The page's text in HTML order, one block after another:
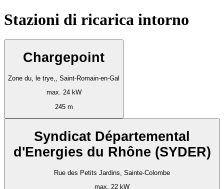
Stazioni di ricarica intorno
Chargepoint
Zone du, le trye,, Saint-Romain-en-Gal
max. 24 kW
245 m
Syndicat Départemental
d'Energies du Rhône (SYDER)
Rue des Petits Jardins, Sainte-Colombe
max. 22 kW